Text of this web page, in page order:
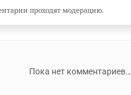
проходят модерацию.
Пока нет комментариев…